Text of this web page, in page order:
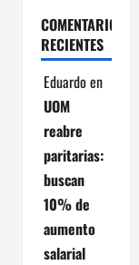
COMENTARIOS
RECIENTES
Eduardo en
UOM
reabre
paritarias:
buscan
10% de
aumento
salarial